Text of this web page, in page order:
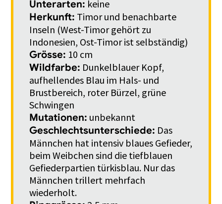
Unterarten: keine
Herkunft: Timor und benachbarte
Inseln (West-Timor gehört zu
Indonesien, Ost-Timor ist selbständig)
Grösse: 10 cm
Wildfarbe: Dunkelblauer Kopf,
aufhellendes Blau im Hals- und
Brustbereich, roter Bürzel, grüne
Schwingen
Mutationen: unbekannt
Geschlechtsunterschiede: Das
Männchen hat intensiv blaues Gefieder,
beim Weibchen sind die tiefblauen
Gefiederpartien türkisblau. Nur das
Männchen trillert mehrfach
wiederholt.